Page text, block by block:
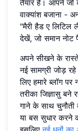
तैयार हैं। आपने जो
वाक्यांश बजाना -
"मैरी हैड ए लिटिल
देखें, जो समान नोट
अपने सीखने के
नई सामग्री जोड़
लिए हमारे ब्लॉग
तरीका जिज्ञासु
गाने के साथ
या बस सुधार करने